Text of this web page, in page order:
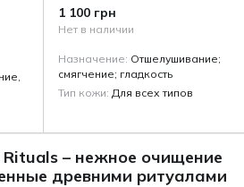
1 100 грн
Нет в наличии
Назначение Отшелушивание;
смягчение; гладкость
Тип кожи Для всех типов
– нежное очищение
древними ритуалами